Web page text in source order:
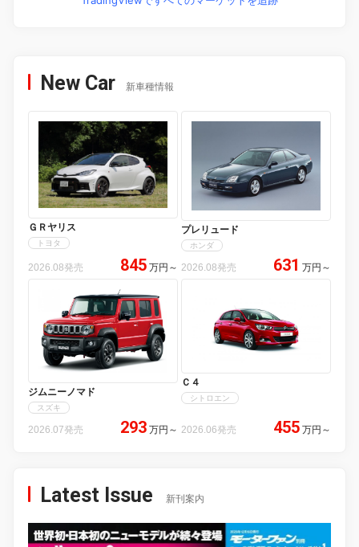
New Car 新車種情報
ＧＲヤリス
トヨタ
2026.08発売 845 万円 ～
プレリュード
ホンダ
2026.08発売 631 万円 ～
ジムニーノマド
スズキ
2026.07発売 293 万円 ～
Ｃ４
シトロエン
2026.06発売 455 万円 ～
Latest Issue 新刊案内